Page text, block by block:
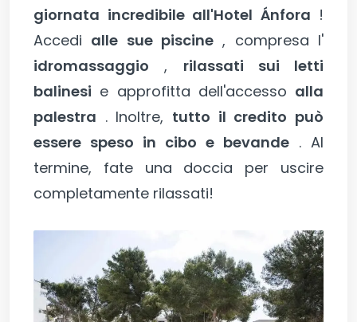
giornata incredibile all'Hotel Ánfora !
Accedi alle sue piscine , compresa l'
idromassaggio , rilassati sui letti
balinesi e approfitta dell'accesso alla
palestra . Inoltre, tutto il credito può
essere speso in cibo e bevande . Al
termine, fate una doccia per uscire
completamente rilassati!